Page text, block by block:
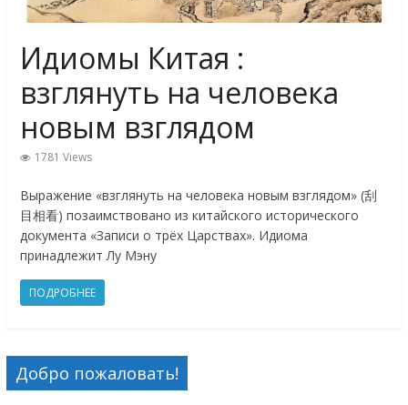
Идиомы Китая :
взглянуть на человека
новым взглядом
1781 Views
Выражение «взглянуть на человека новым взглядом» (刮
目相看) позаимствовано из китайского исторического
документа «Записи о трёх Царствах». Идиома
принадлежит Лу Мэну
ПОДРОБНЕЕ
Добро пожаловать!